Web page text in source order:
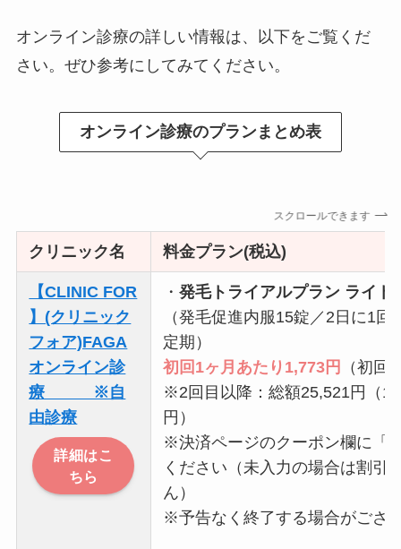
オンライン診療の詳しい情報は、以下をご覧くだ
さい。ぜひ参考にしてみてください。
オンライン診療のプランまとめ表
スクロールできます
クリニック名 料金プラン(税込)
【CLINIC FOR
】(クリニック
フォア)FAGA
オンライン診
療 ※自
由診療
詳細はこ
ちら
・発毛トライアルプラン ライト
（発毛促進内服15錠／2日に1
定期）
初回1ヶ月あたり1,773円
（初回
※2回目以降：総額25,521円（1
円）
※決済ページのクーポン欄に「
ください（未入力の場合は割引
ん）
※予告なく終了する場合がござ